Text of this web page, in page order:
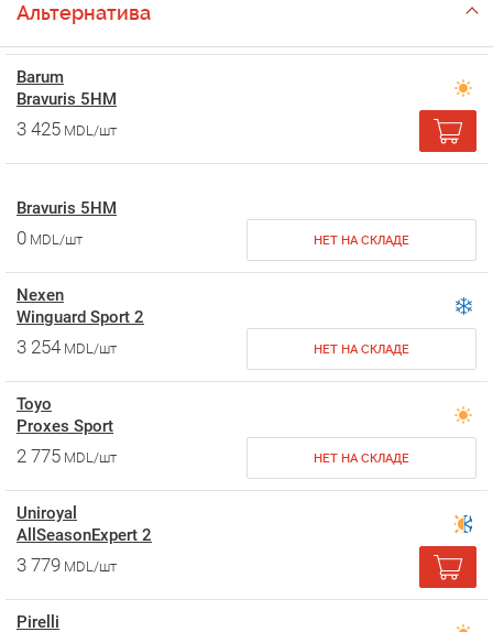
Альтернатива
Barum
Bravuris 5HM
3 425 MDL/шт
Bravuris 5HM
0 MDL/шт НЕТ НА СКЛАДЕ
Nexen
Winguard Sport 2
3 254 MDL/шт НЕТ НА СКЛАДЕ
Toyo
Proxes Sport
2 775 MDL/шт НЕТ НА СКЛАДЕ
Uniroyal
AllSeasonExpert 2
3 779 MDL/шт
Pirelli